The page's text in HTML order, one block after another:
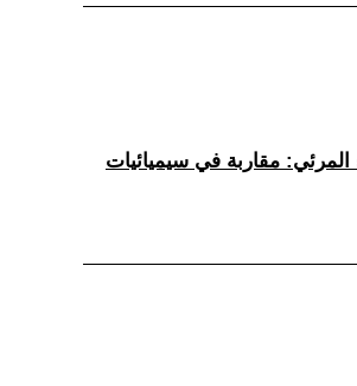
المرئي: مقاربة في سيميائيات